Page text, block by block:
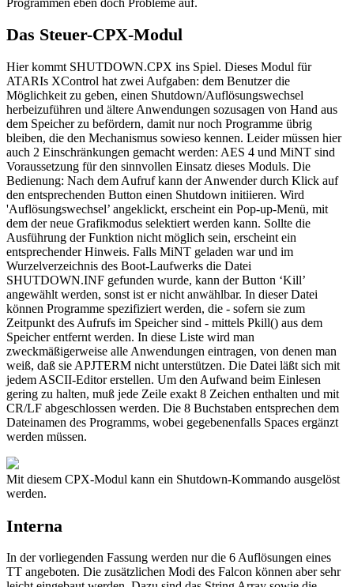
Das Steuer-CPX-Modul
Hier kommt SHUTDOWN.CPX ins Spiel. Dieses Modul für
ATARIs XControl hat zwei Aufgaben: dem Benutzer die
Möglichkeit zu geben, einen Shutdown/Auflösungswechsel
herbeizuführen und ältere Anwendungen sozusagen von Hand aus
dem Speicher zu befördern, damit nur noch Programme übrig
bleiben, die den Mechanismus sowieso kennen. Leider müssen hier
auch 2 Einschränkungen gemacht werden: AES 4 und MiNT sind
Voraussetzung für den sinnvollen Einsatz dieses Moduls. Die
Bedienung: Nach dem Aufruf kann der Anwender durch Klick auf
den entsprechenden Button einen Shutdown initiieren. Wird
'Auflösungswechsel’ angeklickt, erscheint ein Pop-up-Menü, mit
dem der neue Grafikmodus selektiert werden kann. Sollte die
Ausführung der Funktion nicht möglich sein, erscheint ein
entsprechender Hinweis. Falls MiNT geladen war und im
Wurzelverzeichnis des Boot-Laufwerks die Datei
SHUTDOWN.INF gefunden wurde, kann der Button ‘Kill’
angewählt werden, sonst ist er nicht anwählbar. In dieser Datei
können Programme spezifiziert werden, die - sofern sie zum
Zeitpunkt des Aufrufs im Speicher sind - mittels Pkill() aus dem
Speicher entfernt werden. In diese Liste wird man
zweckmäßigerweise alle Anwendungen eintragen, von denen man
weiß, daß sie APJTERM nicht unterstützen. Die Datei läßt sich mit
jedem ASCII-Editor erstellen. Um den Aufwand beim Einlesen
gering zu halten, muß jede Zeile exakt 8 Zeichen enthalten und mit
CR/LF abgeschlossen werden. Die 8 Buchstaben entsprechen dem
Dateinamen des Programms, wobei gegebenenfalls Spaces ergänzt
werden müssen.
Mit diesem CPX-Modul kann ein Shutdown-Kommando ausgelöst
werden.
Interna
In der vorliegenden Fassung werden nur die 6 Auflösungen eines
TT angeboten. Die zusätzlichen Modi des Falcon können aber sehr